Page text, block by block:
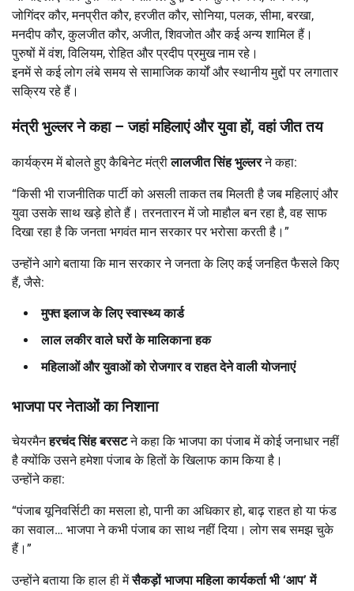
जोगिंदर कौर, मनप्रीत कौर, हरजीत कौर, सोनिया, पलक, सीमा, बरखा,
मनदीप कौर, कुलजीत कौर, अजीत, शिवजोत और कई अन्य शामिल हैं।
पुरुषों में वंश, विलियम, रोहित और प्रदीप प्रमुख नाम रहे।
इनमें से कई लोग लंबे समय से सामाजिक कार्यों और स्थानीय मुद्दों पर लगातार
सक्रिय रहे हैं।
मंत्री भुल्लर ने कहा –जहां महिलाएं और युवा हों,वहां जीत तय
कार्यक्रम में बोलते हुए कैबिनेट मंत्रीलालजीत सिंह भुल्लरने कहा:
“किसी भी राजनीतिक पार्टी को असली ताकत तब मिलती है जब महिलाएं और
युवा उसके साथ खड़े होते हैं। तरनतारन में जो माहौल बन रहा है, वह साफ
दिखा रहा है कि जनता भगवंत मान सरकार पर भरोसा करती है।”
उन्होंने आगे बताया कि मान सरकार ने जनता के लिए कई जनहित फैसले किए
हैं, जैसे:
मुफ्त इलाज के लिए स्वास्थ्य कार्ड
लाल लकीर वाले घरों के मालिकाना हक
महिलाओं और युवाओं को रोजगार व राहत देने वाली योजनाएं
भाजपा पर नेताओं का निशाना
चेयरमैनहरचंद सिंह बरसटने कहा कि भाजपा का पंजाब में कोई जनाधार नहीं
है क्योंकि उसने हमेशा पंजाब के हितों के खिलाफ काम किया है।
उन्होंने कहा:
“पंजाब यूनिवर्सिटी का मसला हो, पानी का अधिकार हो, बाढ़ राहत हो या फंड
का सवाल… भाजपा ने कभी पंजाब का साथ नहीं दिया। लोग सब समझ चुके
हैं।”
उन्होंने बताया कि हाल ही मेंसैकड़ों भाजपा महिला कार्यकर्ता भी ‘आप’में